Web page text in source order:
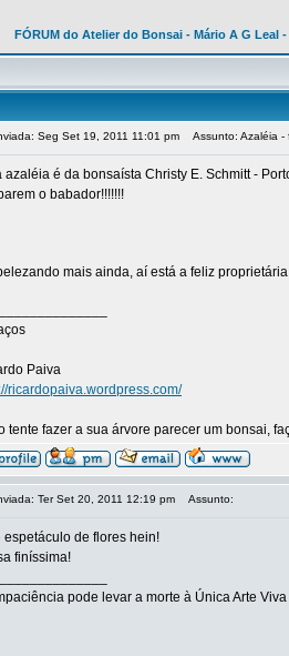
FÓRUM do Atelier do Bonsai - Mário A G Leal
Seg Set 19, 2011 11:01 pm Assunto: Azaléia -
azaléia é da bonsaísta Christy E. Schmitt -
o babador!!!!!!!
mais ainda, aí está a feliz
Paiva
ricardopaiva.wordpress.com/
tente fazer a sua árvore parecer um bonsai,
Ter Set 20, 2011 12:19 pm Assunto:
espetáculo de flores hein!
finíssima!
pode levar a morte à Única Arte